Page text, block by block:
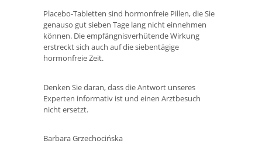
Placebo-Tabletten sind hormonfreie Pillen, die Sie
genauso gut sieben Tage lang nicht einnehmen
können. Die empfängnisverhütende Wirkung
erstreckt sich auch auf die siebentägige
hormonfreie Zeit.
Denken Sie daran, dass die Antwort unseres
Experten informativ ist und einen Arztbesuch
nicht ersetzt.
Barbara Grzechocińska